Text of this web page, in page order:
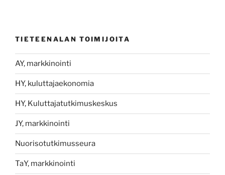
TIETEENALAN TOIMIJOITA
AY, markkinointi
HY, kuluttajaekonomia
HY, Kuluttajatutkimuskeskus
JY, markkinointi
Nuorisotutkimusseura
TaY, markkinointi